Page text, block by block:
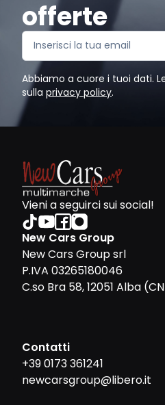
offerte
Abbiamo a cuore i tuoi dati.
sulla privacy policy.
Vieni a seguirci sui social!
New Cars Group
New Cars Group srl
P.IVA 03265180046
C.so Bra 58, 12051 Alba
Contatti
+39 0173 361241
newcarsgroup@libero.it